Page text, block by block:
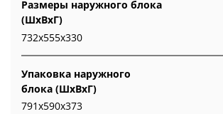
Размеры наружного блока
(ШхВхГ)
732х555х330
Упаковка наружного
блока (ШхВхГ)
791х590х373